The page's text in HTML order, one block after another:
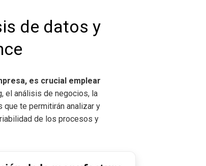
de datos y
es crucial emplear
el análisis de negocios, la
te permitirán analizar y
de los procesos y